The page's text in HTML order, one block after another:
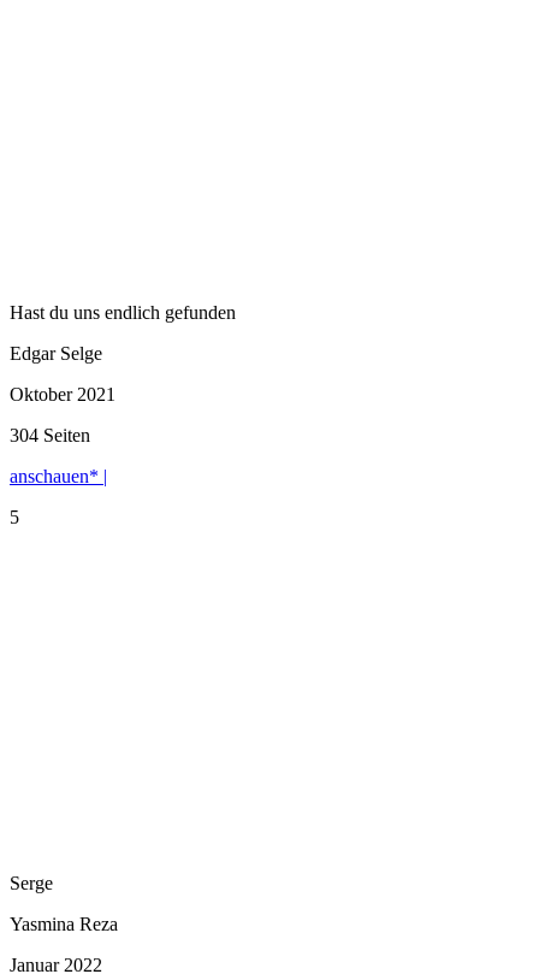
Hast du uns endlich gefunden
Edgar Selge
Oktober 2021
304 Seiten
anschauen* |
5
Serge
Yasmina Reza
Januar 2022